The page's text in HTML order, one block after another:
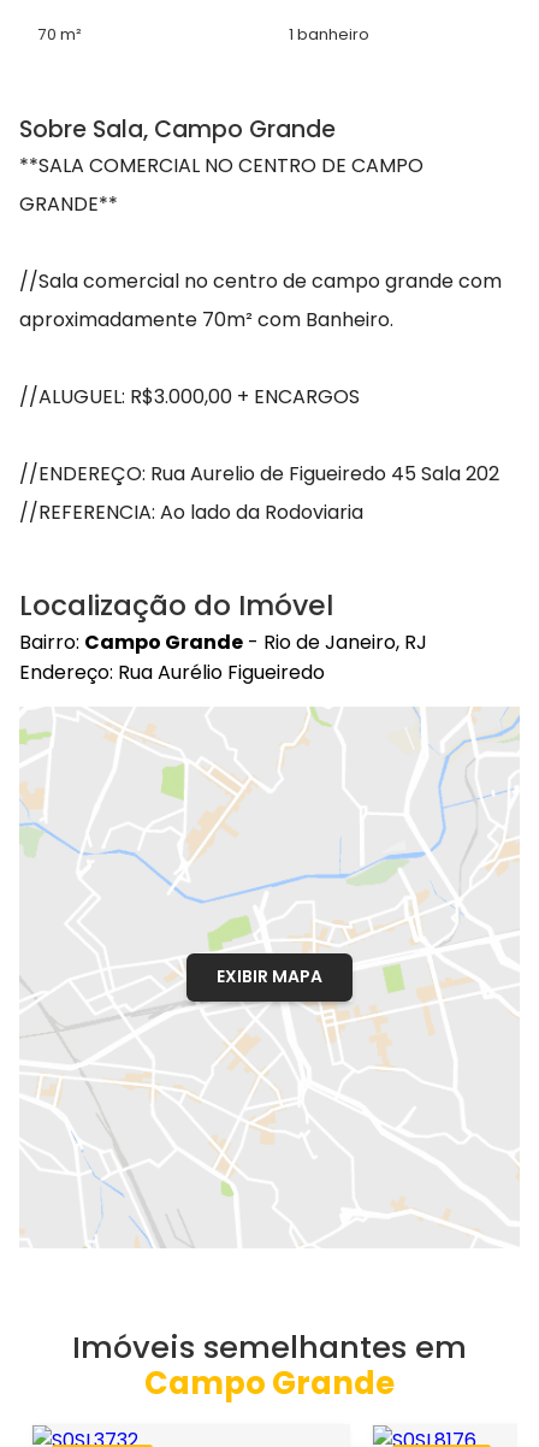
70 m² 1 banheiro
Sobre Sala, Campo Grande
**SALA COMERCIAL NO CENTRO DE CAMPO
GRANDE**
//Sala comercial no centro de campo grande com
aproximadamente 70m² com Banheiro.
//ALUGUEL: R$3.000,00 + ENCARGOS
//ENDEREÇO: Rua Aurelio de Figueiredo 45 Sala 202
//REFERENCIA: Ao lado da Rodoviaria
Localização do Imóvel
Bairro: Campo Grande - Rio de Janeiro, RJ
Endereço: Rua Aurélio Figueiredo
EXIBIR MAPA
Imóveis semelhantes em
Campo Grande